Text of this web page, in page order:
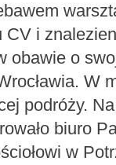
i
obawie o
W
podróży.
biuro
w